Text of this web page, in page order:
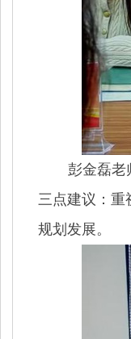
彭金磊老
三点建议 ：
规划发展。